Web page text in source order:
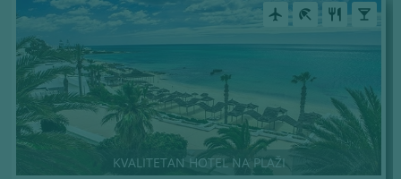
airplanemode_active beach_access restaurant local_bar
KVALITETAN HOTEL NA PLAŽI